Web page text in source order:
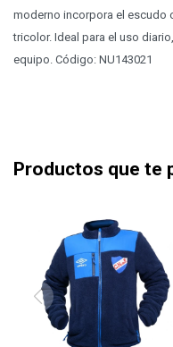
moderno incorpora el escudo
tricolor. Ideal para el uso
equipo. Código: NU143021
Productos que te